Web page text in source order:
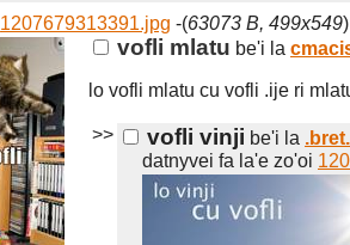
1207679313391.jpg -(63073 B, 499x549)
vofli mlatu be'i la
lo vofli mlatu cu vofli .ije ri
>> vofli vinji be'i la .bret.
datnyvei fa la'e zo'oi